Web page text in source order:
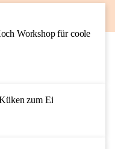
AUG
Workshop für coole
zum Ei